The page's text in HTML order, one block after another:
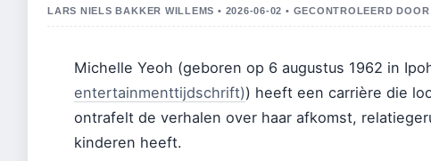
LARS NIELS BAKKER WILLEMS • 2026-06-02 • GECONTROLEERD
Michelle Yeoh (geboren op 6 augustus 1962 in
entertainmenttijdschrift)) heeft een carrière die
ontrafelt de verhalen over haar afkomst,
kinderen heeft.